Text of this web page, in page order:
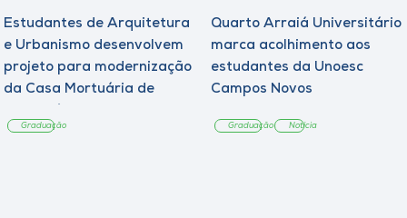
Estudantes de Arquitetura
e Urbanismo desenvolvem
projeto para modernização
da Casa Mortuária de
Graduação
Quarto Arraiá Universitário
marca acolhimento aos
estudantes da Unoesc
Campos Novos
Graduação Notícia